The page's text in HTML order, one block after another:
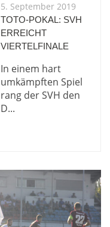
5. September 2019
TOTO-POKAL: SVH
ERREICHT
VIERTELFINALE
In einem hart
umkämpften Spiel
rang der SVH den
D...